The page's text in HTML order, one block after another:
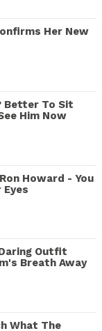
Her New
Better To Sit
Him Now
Howard - You
Eyes
Outfit
Breath Away
What The